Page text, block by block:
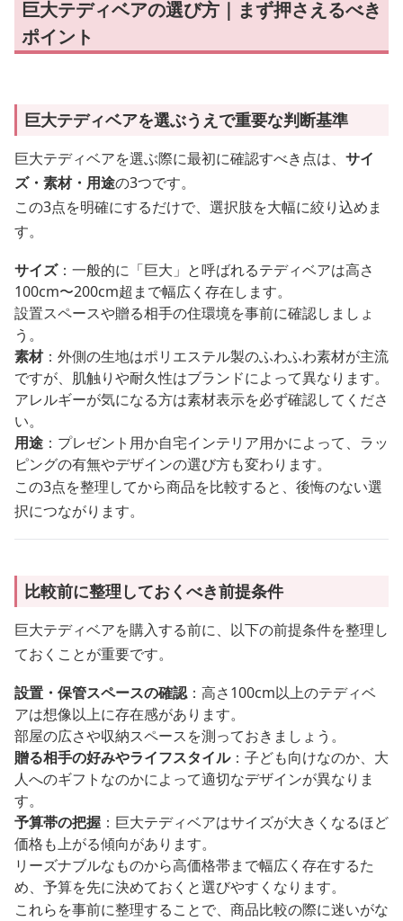
巨大テディベアの選び方｜まず押さえるべき
ポイント
巨大テディベアを選ぶうえで重要な判断基準
巨大テディベアを選ぶ際に最初に確認すべき点は、 サイ
ズ・素材・用途の3つです。
この3点を明確にするだけで、選択肢を大幅に絞り込めま
す。
サイズ：一般的に「巨大」と呼ばれるテディベアは高さ
100cm〜200cm超まで幅広く存在します。
設置スペースや贈る相手の住環境を事前に確認しましょ
う。
素材：外側の生地はポリエステル製のふわふわ素材が主流
ですが、肌触りや耐久性はブランドによって異なります。
アレルギーが気になる方は素材表示を必ず確認してくださ
い。
用途 ：プレゼント用か自宅インテリア用かによって、ラッ
ピングの有無やデザインの選び方も変わります。
この3点を整理してから商品を比較すると、後悔のない選
択につながります。
比較前に整理しておくべき前提条件
巨大テディベアを購入する前に、以下の前提条件を整理し
ておくことが重要です。
設置・保管スペースの確認：高さ100cm以上のテディベ
アは想像以上に存在感があります。
部屋の広さや収納スペースを測っておきましょう。
贈る相手の好みやライフスタイル：子ども向けなのか、大
人へのギフトなのかによって適切なデザインが異なりま
す。
予算帯の把握 ：巨大テディベアはサイズが大きくなるほど
価格も上がる傾向があります。
リーズナブルなものから高価格帯まで幅広く存在するた
め、予算を先に決めておくと選びやすくなります。
これらを事前に整理することで、商品比較の際に迷いがな